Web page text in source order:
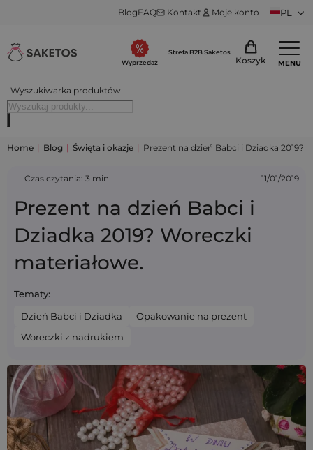
BlogFAQ Kontakt Moje konto PL
Wyszukiwarka produktów
Wyprzedaż
Strefa B2B Saketos
Koszyk MENU
Home | Blog | Święta i okazje | Prezent na dzień Babci i Dziadka 2019?
Czas czytania: 3 min 11/01/2019
Prezent na dzień Babci i
Dziadka 2019? Woreczki
materiałowe.
Tematy:
Dzień Babci i Dziadka
Opakowanie na prezent
Woreczki z nadrukiem